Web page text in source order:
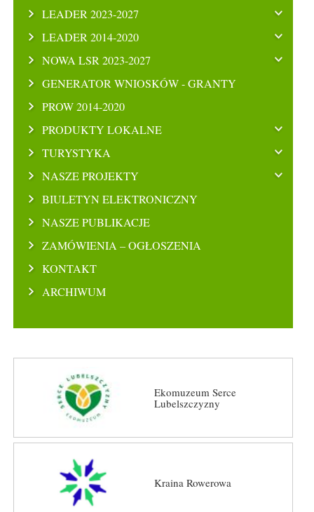
LEADER 2023-2027
LEADER 2014-2020
NOWA LSR 2023-2027
GENERATOR WNIOSKÓW - GRANTY
PROW 2014-2020
PRODUKTY LOKALNE
TURYSTYKA
NASZE PROJEKTY
BIULETYN ELEKTRONICZNY
NASZE PUBLIKACJE
ZAMÓWIENIA – OGŁOSZENIA
KONTAKT
ARCHIWUM
Ekomuzeum Serce
Lubelszczyzny
Kraina Rowerowa